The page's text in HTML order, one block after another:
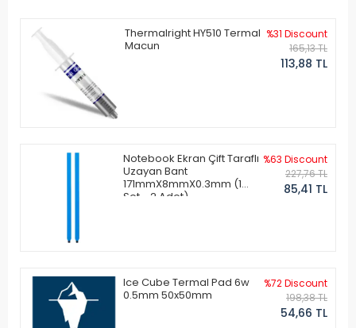
Thermalright HY510 Termal
Macun
%31 Discount
165,13 TL
113,88 TL
Notebook Ekran Çift Taraflı
Uzayan Bant
171mmX8mmX0.3mm (1
Set - 2 Adet)
%63 Discount
227,76 TL
85,41 TL
Ice Cube Termal Pad 6w
0.5mm 50x50mm
%72 Discount
198,38 TL
54,66 TL